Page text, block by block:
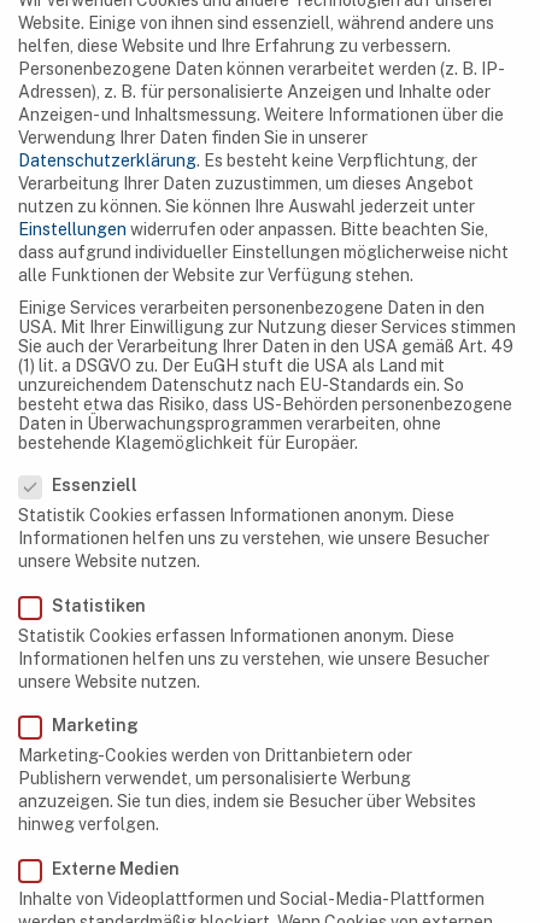
Marco Marti und Claude Werotte erwähnt und bei
mehreren Höhlenexpeditionen von Oslisly, Testa,
Sebag und Shirley vollständig erforscht. Die Abanda-
Höhlen sind heute berühmt für die Abanda-Höhlen-
Artefakte, archäologische Artefakte, die in einer […]
SEARCH
Höhlen
Algerien
Botswana
Demokratische Republik Kongo
Äthiopien
Gabun
Kenia
Lesotho
Website. Einige von ihnen sind essenziell, während andere uns
helfen, diese Website und Ihre Erfahrung zu verbessern.
Personenbezogene Daten können verarbeitet werden (z. B. IP-
Adressen), z. B. für personalisierte Anzeigen und Inhalte oder
Anzeigen- und Inhaltsmessung. Weitere Informationen über die
Verwendung Ihrer Daten finden Sie in unserer
Datenschutzerklärung. Es besteht keine Verpflichtung, der
Verarbeitung Ihrer Daten zuzustimmen, um dieses Angebot
nutzen zu können. Sie können Ihre Auswahl jederzeit unter
Einstellungen widerrufen oder anpassen. Bitte beachten Sie,
dass aufgrund individueller Einstellungen möglicherweise nicht
alle Funktionen der Website zur Verfügung stehen.
Einige Services verarbeiten personenbezogene Daten in den
USA. Mit Ihrer Einwilligung zur Nutzung dieser Services stimmen
Sie auch der Verarbeitung Ihrer Daten in den USA gemäß Art. 49
(1) lit. a DSGVO zu. Der EuGH stuft die USA als Land mit
unzureichendem Datenschutz nach EU-Standards ein. So
besteht etwa das Risiko, dass US-Behörden personenbezogene
Daten in Überwachungsprogrammen verarbeiten, ohne
bestehende Klagemöglichkeit für Europäer.
Essenziell
Statistik Cookies erfassen Informationen anonym. Diese
Informationen helfen uns zu verstehen, wie unsere Besucher
unsere Website nutzen.
Statistiken
Statistik Cookies erfassen Informationen anonym. Diese
Informationen helfen uns zu verstehen, wie unsere Besucher
unsere Website nutzen.
Marketing
Marketing-Cookies werden von Drittanbietern oder
Publishern verwendet, um personalisierte Werbung
anzuzeigen. Sie tun dies, indem sie Besucher über Websites
hinweg verfolgen.
Externe Medien
Inhalte von Videoplattformen und Social-Media-Plattformen